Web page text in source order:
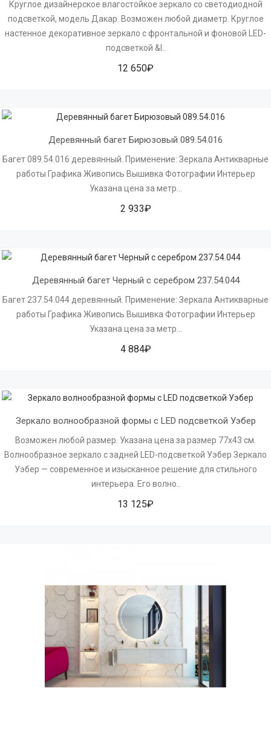
Круглое дизайнерское влагостойкое зеркало cо светодиодной
подсветкой, модель Дакар. Возможен любой диаметр. Круглое
настенное декоративное зеркало с фронтальной и фоновой LED-
подсветкой &l..
12 650₽
Деревянный багет Бирюзовый 089.54.016
Багет 089.54.016 деревянный. Применение: Зеркала Антикварные
работы Графика Живопись Вышивка Фотографии Интерьер
Указана цена за метр...
2 933₽
Деревянный багет Черный с серебром 237.54.044
Багет 237.54.044 деревянный. Применение: Зеркала Антикварные
работы Графика Живопись Вышивка Фотографии Интерьер
Указана цена за метр...
4 884₽
Зеркало волнообразной формы с LED подсветкой Уэбер
Возможен любой размер. Указана цена за размер 77х43 см.
Волнообразное зеркало с задней LED-подсветкой Уэбер Зеркало
Уэбер — современное и изысканное решение для стильного
интерьера. Его волно..
13 125₽